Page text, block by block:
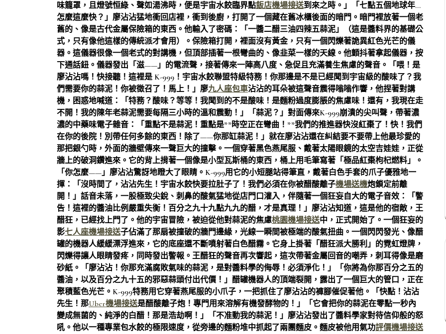
味籠罩，且燈號恒綠、聲如湯沸時，便是宇宙水餃臨界點飯店機場接送到來之時。」「七點五個地球年…
怎麼這麼快？」廖沾沾猛地衝回店裡，衝到後廚，打開了一個藏在舊冰櫃後面的暗門。暗門裡放著一個老
舊的、像是古代金屬保險箱的東西。他輸入了密碼：「一醬二醋三油四辣五蒜泥」（這是醬料界的基礎公
式，只有像他這樣的傳統派才會用）。保險箱打開，裡面沒有黃金，只有一個閃爍著詭異紅色光芒的儀
器。這儀器很像一個老式的對講機，但頂部插著一根彎曲的、像韭菜一樣的天線。他顫抖著拿起儀器，按
下通話鈕。儀器發出「滋——」的電流聲，接著傳來一陣高八度、急促且充滿養生焦慮的聲音。「喂！是
廖沾沾嗎！快接聽！這裡是 K-999！宇宙水餃聯盟特級特務！你那邊是不是已經聞到宇宙級的酸味了？我
們需要你的蒜泥！你被徵召了！馬上！」廖九人座包車沾沾的耳朵被這聲音震得嗡嗡作響，他捏著對講
機，困惑地喊道：「特務？酸味？等等！我聞到的不是酸味！是麵粉過度膨脹的焦慮味！還有，我現在走
不開！我的陳年老蒜泥需要每隔三小時的溫和震動！」「蒜泥？」對面傳來K-999崩潰的尖叫聲，帶著濃
濃的中藥味電子雜音：「重點不是蒜泥！重點是**時空正在彎曲！**我們的推進器快沒紅棗了！快！我們
在你的後院！別帶任何多餘的東西！除了——你那缸蒜泥！」就在廖沾沾還在糾結要不要帶上他最珍愛的
那把銀勺時，外面的牆壁傳來一聲巨大的撞擊。一個穿著黑色燕尾服、戴著太陽眼鏡的太空吉娃娃，正從
牆上的破洞鑽進來。它的背上揹著一個像是小型瓦斯桶的東西，桶上用毛筆寫著「極品紅棗枸杞燃料」。
「你怎麼——」廖沾沾驚訝地瞪大了眼睛。K-999用它的小短腿站得筆直，戴著白色手套的爪子優雅地一
揮：「沒時間了，沾沾先生！宇宙水餃快要拉肚子了！我們必須在你被醋酸離子機場送機炮鎖定前離
開！」話音未落，一股極致尖銳、刺鼻的酸氣猛地從店門口灌入，伴隨著一個狂妄自大的電子音效：「警
告！這裡的醬油比例嚴重失衡！百分之九十九點九九的醋，才是真理！」廖沾沾知道，這是他的宿敵，王
醋狂，已經找上門了。他的宇宙冒險，被迫從他對蒜泥的焦慮桃園機場接送中，正式開始了。一個狂妄的
影七人座機場接送子佔滿了那扇被撞破的牆門邊緣，光線一瞬間被極端的酸氣扭曲。一個閃閃發光、像醋
罐的機器人緩緩漂浮進來，它的底座還不斷噴射著白色醋霧。它身上掛著「醋狂派大勝利」的霓虹燈牌，
閃爍得讓人眼睛發疼，同時發出警報。王醋狂的聲音再次響起，這次帶著金屬回音的嘲弄，刺耳得像是磨
砂紙。「廖沾沾！你那充滿腐敗氣味的蒜泥，是對醬料學的侮辱！必須淨化！」「你將為你那百分之五的
醬油，以及百分之九十五的邪惡蒜頭付出代價！」醋罐機器人的頂端裂開，露出了一個巨大的管口，正在
聚積藍色光芒。K-999特務用它穿著燕尾服的小爪子，一把抓住了廖沾沾的褲腳催促著他。「快點！沾沾
先生！那Uber機場接送是醋酸離子炮！專門用來溶解有機發酵物的！」「它會把你的蒜泥在零點一秒內
變成無菌的、純淨的白醋！那是浩劫啊！」「不准動我的蒜泥！」廖沾沾發出了醬料學家對待信仰般的怒
吼。他以一種專業包水餃的極限速度，從旁邊的麵粉堆中抓起了兩團麵皮。麵皮被他用氣功評價機場接送